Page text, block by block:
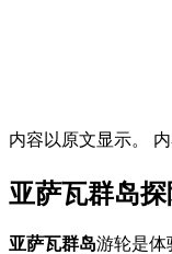
内容以原文显示。
亚萨瓦群岛
亚萨瓦群岛游轮是体